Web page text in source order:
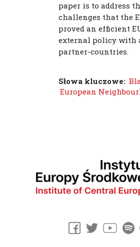
paper is to address
challenges that the
proved an efficient
external policy with
partner-countries.
Słowa kluczowe:
European